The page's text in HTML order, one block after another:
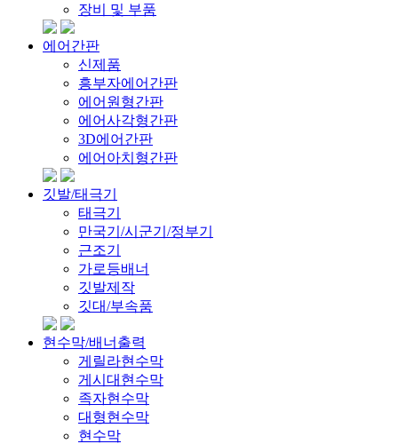
장비 및 부품
에어간판
신제품
흥부자에어간판
에어원형간판
에어사각형간판
3D에어간판
에어아치형간판
깃발/태극기
태극기
만국기/시군기/정부기
근조기
가로등배너
깃발제작
깃대/부속품
현수막/배너출력
게릴라현수막
게시대현수막
족자현수막
대형현수막
현수막